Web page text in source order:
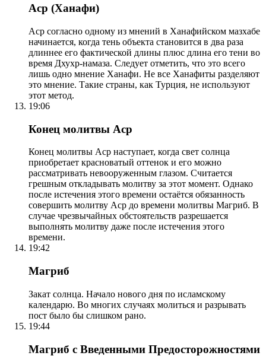
Аср (Ханафи)
Аср согласно одному из мнений в Ханафийском мазхабе
начинается, когда тень объекта становится в два раза
длиннее его фактической длины плюс длина его тени во
время Дхухр-намаза. Следует отметить, что это всего
лишь одно мнение Ханафи. Не все Ханафиты разделяют
это мнение. Такие страны, как Турция, не используют
этот метод.
19:06
Конец молитвы Аср
Конец молитвы Аср наступает, когда свет солнца
приобретает красноватый оттенок и его можно
рассматривать невооруженным глазом. Считается
грешным откладывать молитву за этот момент. Однако
после истечения этого времени остаётся обязанность
совершить молитву Аср до времени молитвы Магриб. В
случае чрезвычайных обстоятельств разрешается
выполнять молитву даже после истечения этого
времени.
19:42
Магриб
Закат солнца. Начало нового дня по исламскому
календарю. Во многих случаях молиться и разрывать
пост было бы слишком рано.
19:44
Магриб с Введенными Предосторожностями